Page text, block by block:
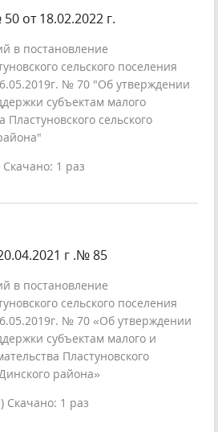
от 18.02.2022 г.
в постановление
сельского поселения
№ 70 "Об утверждении
субъектам малого
сельского
1 раз
г .№ 85
в постановление
сельского поселения
№ 70 «Об утверждении
субъектам малого и
Пластуновского
района»
Скачано: 1 раз